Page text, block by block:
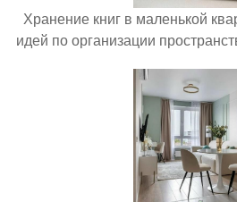
Хранение книг в маленькой
идей по организации